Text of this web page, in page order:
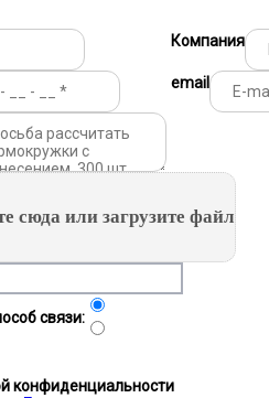
Компания
email
сюда или загрузите файл
связи:
конфиденциальности